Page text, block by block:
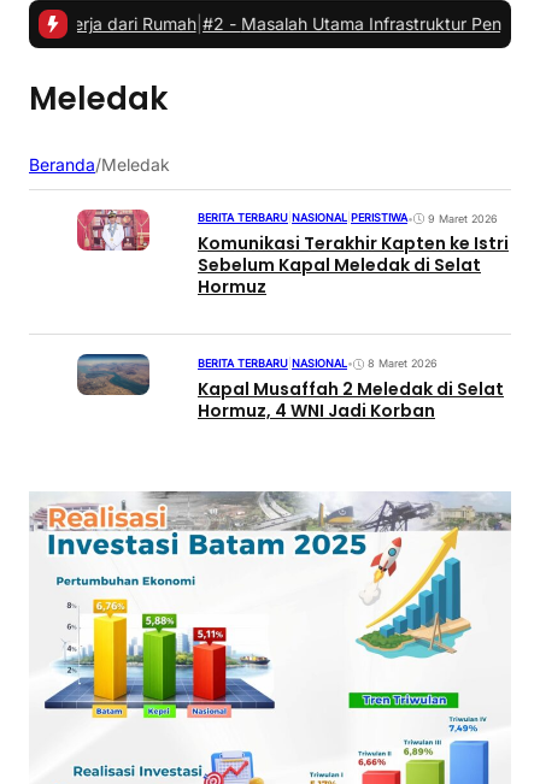
dari Rumah|#2 -Masalah Utama Infrastruktur Pengisian Daya
Meledak
Beranda/Meledak
BERITA TERBARU NASIONAL PERISTIWA• 9 Maret 2026
Komunikasi Terakhir Kapten ke Istri
Sebelum Kapal Meledak di Selat
Hormuz
BERITA TERBARU NASIONAL• 8 Maret 2026
Kapal Musaffah 2 Meledak di Selat
Hormuz, 4 WNI Jadi Korban